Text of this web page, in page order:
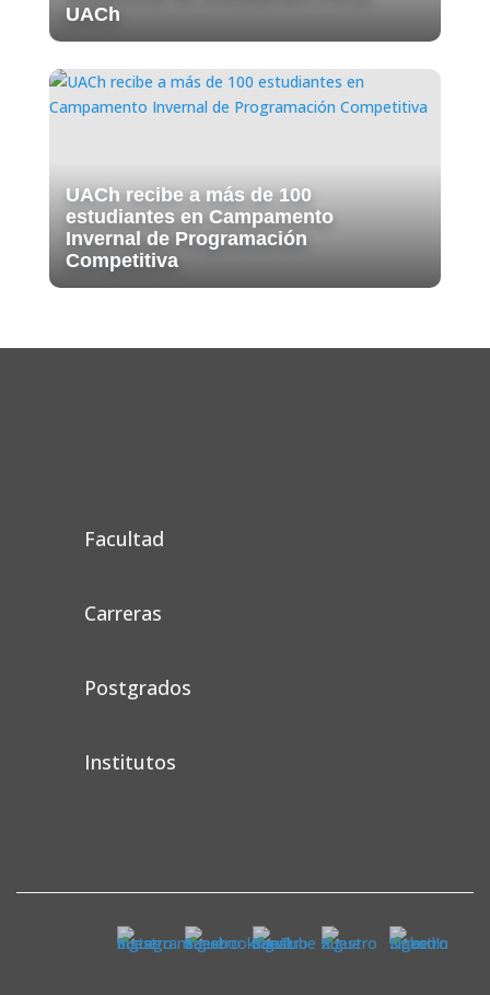
UACh
UACh recibe a más de 100
estudiantes en Campamento
Invernal de Programación
Competitiva
Facultad
Carreras
Postgrados
Institutos